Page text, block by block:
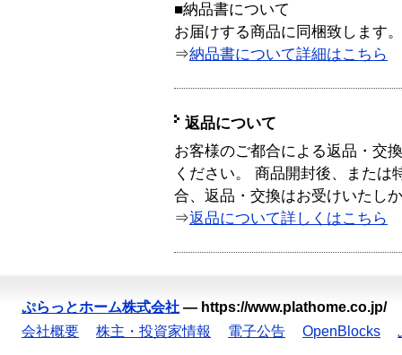
■納品書について
お届けする商品に同梱致します。
⇒納品書について詳細はこちら
返品について
お客様のご都合による返品・交
ください。 商品開封後、または
合、返品・交換はお受けいたし
⇒返品について詳しくはこちら
ぷらっとホーム株式会社 — https://www.plathome.co.jp/
会社概要
株主・投資家情報 電子公告 OpenBlocks